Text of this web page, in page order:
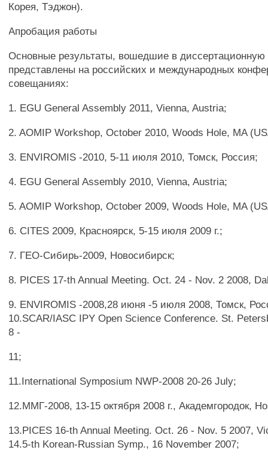
Корея, Тэджон).
Апробация работы
Основные результаты, вошедшие в диссертационную
представлены на российских и международных
совещаниях:
1. EGU General Assembly 2011, Vienna, Austria;
2. AOMIP Workshop, October 2010, Woods Hole, MA
3. ENVIROMIS -2010, 5-11 июля 2010, Томск, Россия;
4. EGU General Assembly 2010, Vienna, Austria;
5. AOMIP Workshop, October 2009, Woods Hole, MA
6. CITES 2009, Красноярск, 5-15 июля 2009 г.;
7. ГЕО-Сибирь-2009, Новосибирск;
8. PICES 17-th Annual Meeting. Oct. 24 - Nov. 2 2008,
9. ENVIROMIS -2008,28 июня -5 июля 2008, Томск,
10.SCAR/IASC IPY Open Science Conference. St.
8 -
11;
11.International Symposium NWP-2008 20-26 July;
12.ММГ-2008, 13-15 октября 2008 г., Академгородок,
13.PICES 16-th Annual Meeting. Oct. 26 - Nov. 5 2007,
14.5-th Korean-Russian Symp., 16 November 2007;